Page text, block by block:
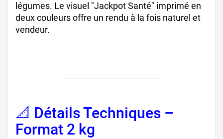
légumes. Le visuel "Jackpot Santé" imprimé en
deux couleurs offre un rendu à la fois naturel et
vendeur.
📐 Détails Techniques –
Format 2 kg